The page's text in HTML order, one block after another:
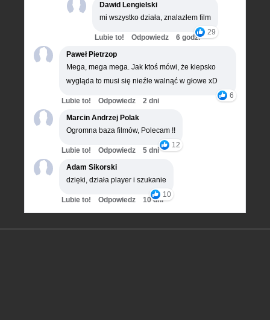
Dawid Lengielski
mi wszystko działa, znalazłem film
29
Lubie to! Odpowiedz
6 godz.
Paweł Pietrzop
Mega, mega mega. Jak ktoś mówi, że kiepsko
wygląda to musi się nieźle walnąć w głowe xD
6
Lubie to! Odpowiedz
2 dni
Marcin Andrzej Polak
Ogromna baza filmów, Polecam !!
12
Lubie to! Odpowiedz
5 dni
Adam Sikorski
dzięki, działa player i szukanie
10
Lubie to! Odpowiedz 10 dni